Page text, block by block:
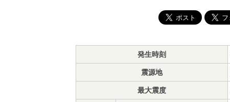
発生時刻
震源地
最大震度